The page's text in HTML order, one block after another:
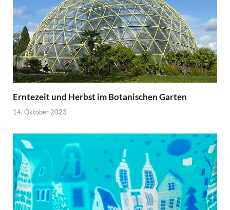
Erntezeit und Herbst im Botanischen Garten
14. Oktober 2023